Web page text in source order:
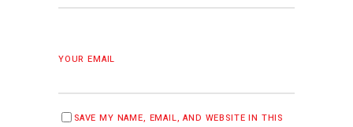
YOUR EMAIL
SAVE MY NAME, EMAIL, AND WEBSITE IN THIS